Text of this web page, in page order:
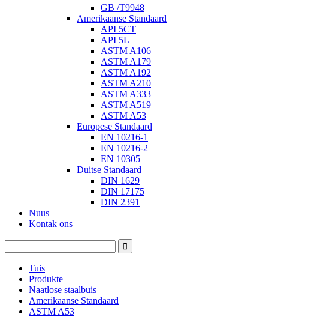
GB /T9948
Amerikaanse Standaard
API 5CT
API 5L
ASTM A106
ASTM A179
ASTM A192
ASTM A210
ASTM A333
ASTM A519
ASTM A53
Europese Standaard
EN 10216-1
EN 10216-2
EN 10305
Duitse Standaard
DIN 1629
DIN 17175
DIN 2391
Nuus
Kontak ons
Tuis
Produkte
Naatlose staalbuis
Amerikaanse Standaard
ASTM A53